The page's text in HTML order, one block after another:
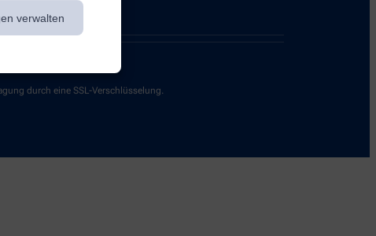
verwalten
durch eine SSL-Verschlüsselung.